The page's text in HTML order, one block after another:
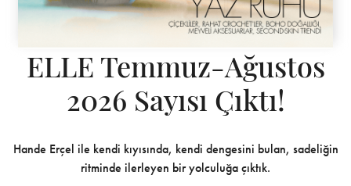
ELLE Temmuz-Ağustos
2026 Sayısı Çıktı!
Hande Erçel ile kendi kıyısında, kendi dengesini bulan, sadeliğin
ritminde ilerleyen bir yolculuğa çıktık.